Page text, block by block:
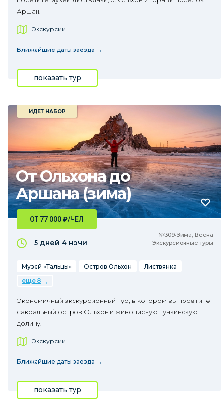
Аршан.
Экскурсии
Ближайшие даты заезда →
показать тур
От Ольхона до
Аршана (зима)
ИДЕТ НАБОР
№309•Зима, Весна
Экскурсионные туры
ОТ 77 000₽/ЧЕЛ
5 дней 4 ночи
Музей «Тальцы» Остров Ольхон
Листвянка
еще 8
Экономичный экскурсионный тур, в котором вы посетите
сакральный остров Ольхон и живописную Тункинскую
долину.
Экскурсии
Ближайшие даты заезда →
показать тур